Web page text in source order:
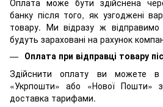
Оплата може бути здійснена
банку після того, як узгоджені
товару. Ми відразу ж відправимо
будуть зараховані на рахунок
Оплата при відправці товару
Здійснити оплату ви можете в
«Укрпошти» або «Нової Пошти»
доставка тарифами.